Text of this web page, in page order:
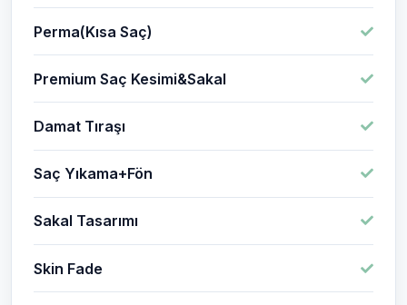
Perma(Kısa Saç)
Premium Saç Kesimi&Sakal
Damat Tıraşı
Saç Yıkama+Fön
Sakal Tasarımı
Skin Fade